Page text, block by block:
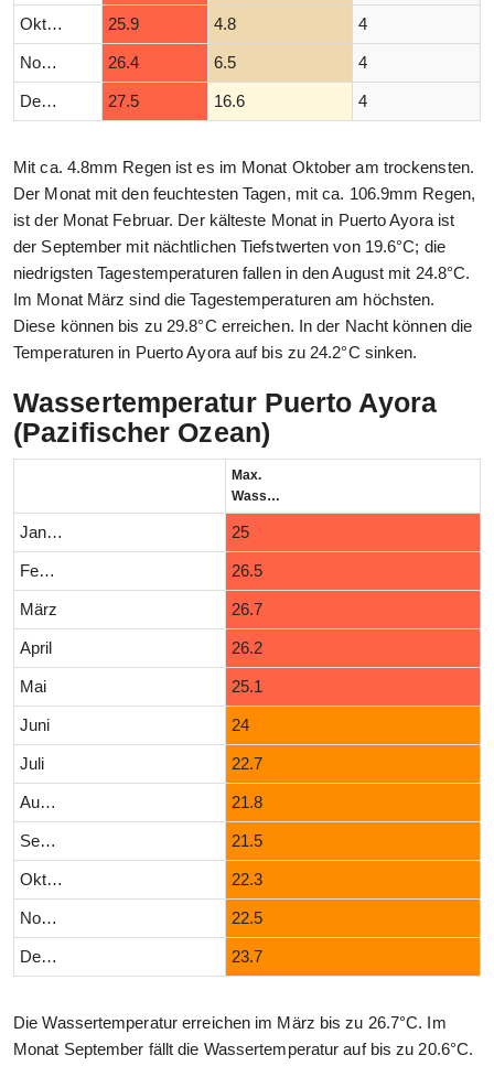
Oktober 25.9 4.8 4
November 26.4 6.5 4
Dezember 27.5 16.6 4
Mit ca. 4.8mm Regen ist es im Monat Oktober am trockensten.
Der Monat mit den feuchtesten Tagen, mit ca. 106.9mm Regen,
ist der Monat Februar. Der kälteste Monat in Puerto Ayora ist
der September mit nächtlichen Tiefstwerten von 19.6°C; die
niedrigsten Tagestemperaturen fallen in den August mit 24.8°C.
Im Monat März sind die Tagestemperaturen am höchsten.
Diese können bis zu 29.8°C erreichen. In der Nacht können die
Temperaturen in Puerto Ayora auf bis zu 24.2°C sinken.
Wassertemperatur Puerto Ayora
(Pazifischer Ozean)
Max.
Wassertemperatur (°C)
Januar 25
Februar 26.5
März 26.7
April 26.2
Mai 25.1
Juni 24
Juli 22.7
August 21.8
September 21.5
Oktober 22.3
November 22.5
Dezember 23.7
Die Wassertemperatur erreichen im März bis zu 26.7°C. Im
Monat September fällt die Wassertemperatur auf bis zu 20.6°C.